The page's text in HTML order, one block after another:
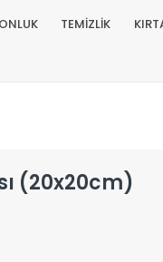
TEMİZLİK
(20x20cm)